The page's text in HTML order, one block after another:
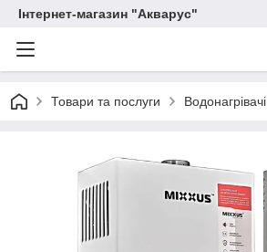
Інтернет-магазин "Акварус"
Товари та послуги Водонагрівачі